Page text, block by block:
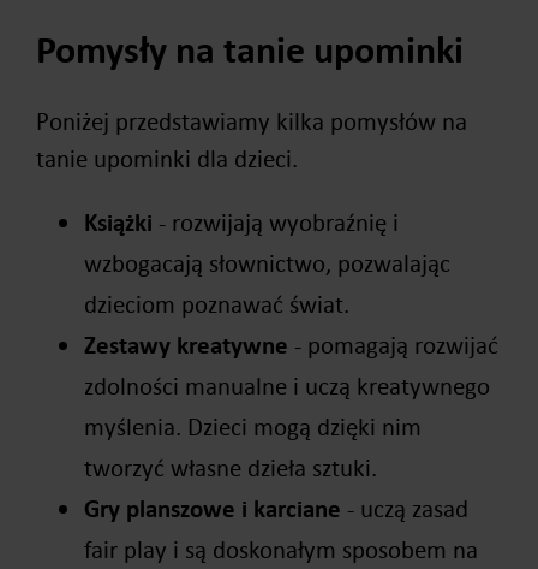
Pomysły na tanie upominki
Poniżej przedstawiamy kilka pomysłów na
tanie upominki dla dzieci.
Książki - rozwijają wyobraźnię i
wzbogacają słownictwo, pozwalając
dzieciom poznawać świat.
Zestawy kreatywne - pomagają rozwijać
zdolności manualne i uczą kreatywnego
myślenia. Dzieci mogą dzięki nim
tworzyć własne dzieła sztuki.
Gry planszowe i karciane - uczą zasad
fair play i są doskonałym sposobem na